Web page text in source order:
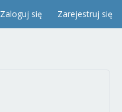
Zaloguj się Zarejestruj się